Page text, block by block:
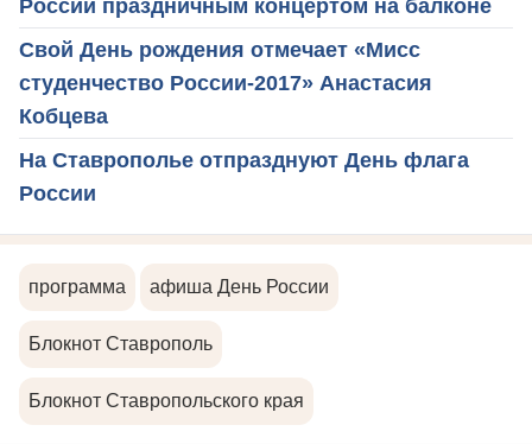
России праздничным концертом на балконе
Свой День рождения отмечает «Мисс
студенчество России-2017» Анастасия
Кобцева
На Ставрополье отпразднуют День флага
России
программа афиша День России
Блокнот Ставрополь
Блокнот Ставропольского края